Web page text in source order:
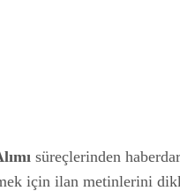
süreçlerinden
için ilan metinlerini